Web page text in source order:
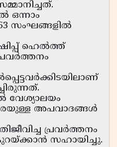
ഒന്നാം
സംഘങ്ങളിൽ
ഹെൽത്ത്
വേശ്യാലയം
അപവാദങ്ങൾ
പ്രവർത്തനം
സഹായിച്ചു.